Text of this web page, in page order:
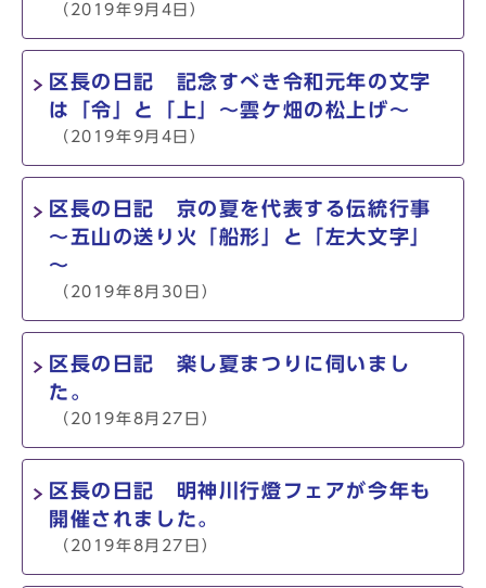
（2019年9月4日）
区長の日記 記念すべき令和元年の文字
は「令」と「上」～雲ケ畑の松上げ～
（2019年9月4日）
区長の日記 京の夏を代表する伝統行事
～五山の送り火「船形」と「左大文字」
～
（2019年8月30日）
区長の日記 楽し夏まつりに伺いまし
た。
（2019年8月27日）
区長の日記 明神川行燈フェアが今年も
開催されました。
（2019年8月27日）